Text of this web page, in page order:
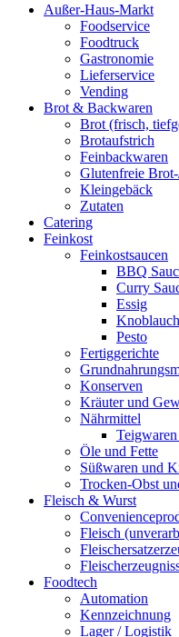
Außer-Haus-Markt
Foodservice
Foodtruck
Gastronomie
Lieferservice
Vending
Brot & Backwaren
Brot (frisch,
Brotaufstrich
Feinbackwaren
Glutenfreie
Kleingebäck
Zutaten
Catering
Feinkost
Feinkostsaucen
BBQ
Curry
Essig
Pesto
Fertiggerichte
Konserven
Kräuter und
Nährmittel
Öle und Fette
Süßwaren und
Trocken-Obst
Fleisch & Wurst
Fleisch
Foodtech
Automation
Kennzeichnung
Lager / Logistik